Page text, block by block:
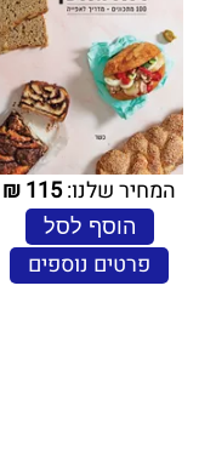
המחיר שלנו:115
₪
הוסף לסל
פרטים נוספים